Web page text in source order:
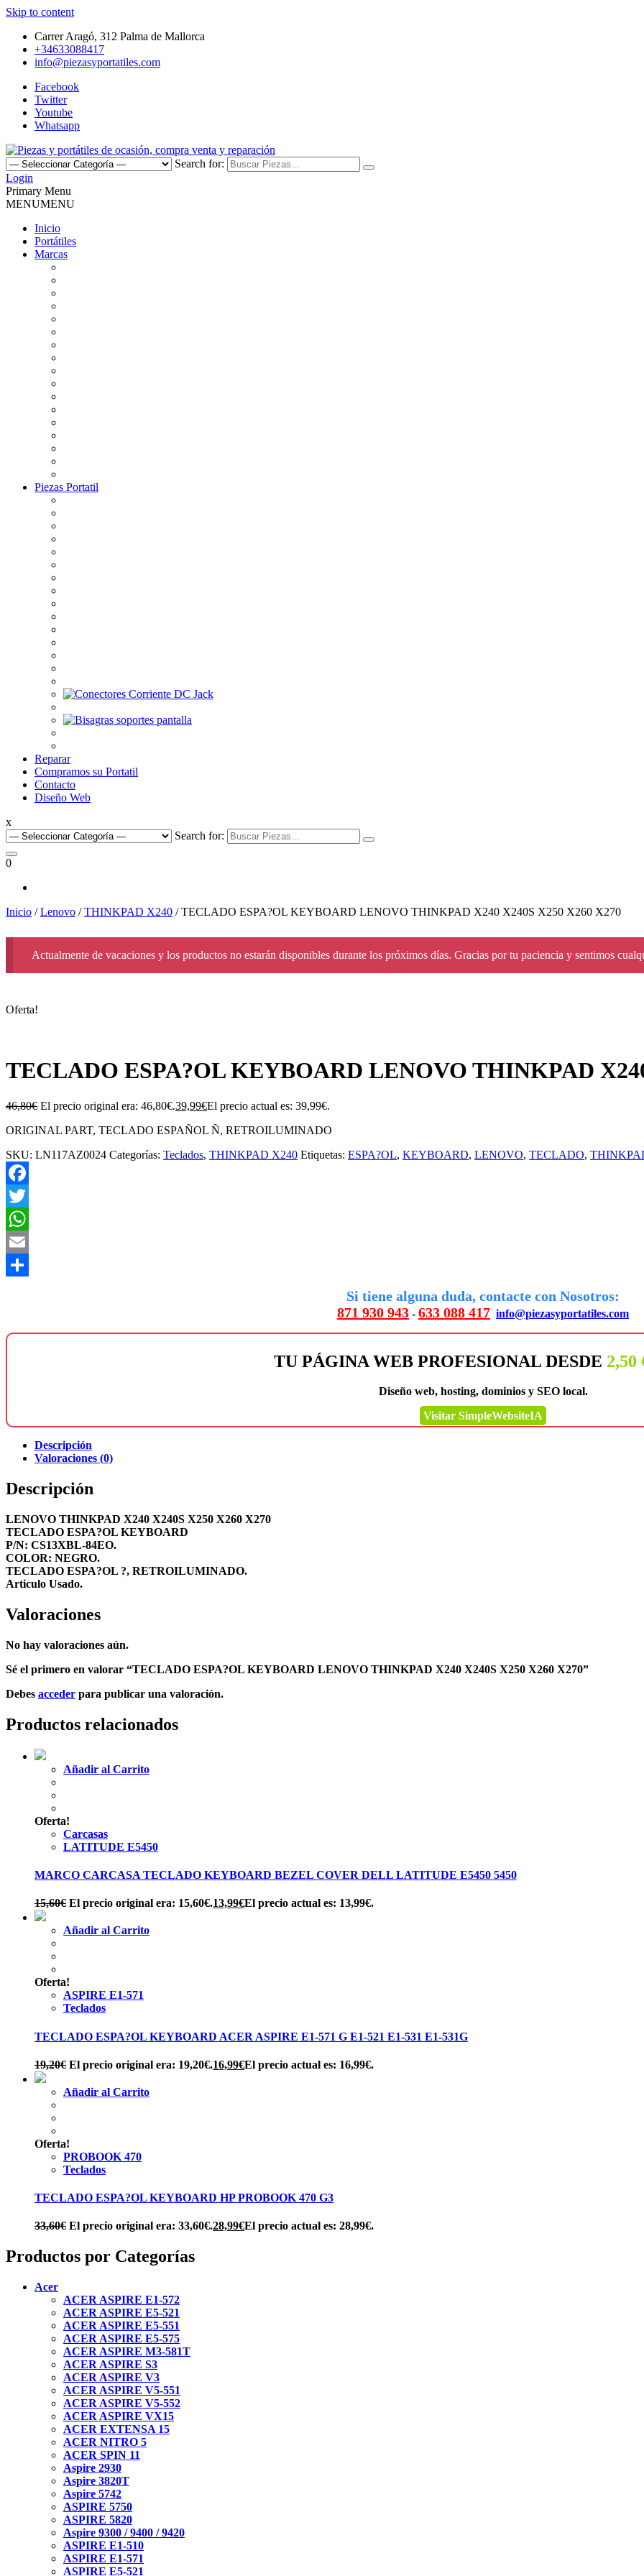
Skip to content
Carrer Aragó, 312 Palma de Mallorca
+34633088417
info@piezasyportatiles.com
Facebook
Twitter
Youtube
Whatsapp
Piezas y portátiles de ocasión, compra venta y reparación
Todo lo que necesitas para reparar tu portatil, Pantallas, Teclas, Teclados, Baterías, Carcasas, Placas, Gráficas, Procesadores, Ventiladores
Search for:
Login
Primary Menu
MENUMENU
Inicio
Portátiles
Marcas
Piezas Portatil
Reparar
Compramos su Portatil
Contacto
Diseño Web
x
Search for:
0
Inicio /Lenovo /THINKPAD X240 / TECLADO ESPA?OL KEYBOARD LENOVO THINKPAD X240 X240S X250 X260 X270
Actualmente de vacaciones y los productos no estarán disponibles durante los próximos días. Gracias por tu paciencia y sentimos
Oferta!
TECLADO ESPA?OL KEYBOARD LENOVO THINKPAD
46,80€ El precio original era: 46,80€.39,99€El precio actual es: 39,99€.
ORIGINAL PART, TECLADO ESPAÑOL Ñ, RETROILUMINADO
SKU: LN117AZ0024 Categorías: Teclados, THINKPAD X240 Etiquetas: ESPA?OL, KEYBOARD, LENOVO, TECLADO,
Facebook
Twitter
WhatsApp
Email
Si tiene alguna duda, contacte con Nosotros:
871 930 943 - 633 088 417 info@piezasyportatiles.com
TU PÁGINA WEB PROFESIONAL DESDE 2,50
Diseño web, hosting, dominios y SEO local.
Visitar SimpleWebsiteIA
Descripción
Valoraciones (0)
Descripción
LENOVO THINKPAD X240 X240S X250 X260 X270
TECLADO ESPA?OL KEYBOARD
P/N: CS13XBL-84EO.
COLOR: NEGRO.
TECLADO ESPA?OL ?, RETROILUMINADO.
Articulo Usado.
Valoraciones
No hay valoraciones aún.
Sé el primero en valorar “TECLADO ESPA?OL KEYBOARD LENOVO THINKPAD X240 X240S X250 X260 X270”
Debes acceder para publicar una valoración.
Productos relacionados
Añadir al Carrito
Oferta!
Carcasas
LATITUDE E5450
MARCO CARCASA TECLADO KEYBOARD BEZEL COVER DELL LATITUDE E5450 5450
15,60€ El precio original era: 15,60€.13,99€El precio actual es: 13,99€.
Añadir al Carrito
Oferta!
ASPIRE E1-571
Teclados
TECLADO ESPA?OL KEYBOARD ACER ASPIRE E1-571 G E1-521 E1-531 E1-531G
19,20€ El precio original era: 19,20€.16,99€El precio actual es: 16,99€.
Añadir al Carrito
Oferta!
PROBOOK 470
Teclados
TECLADO ESPA?OL KEYBOARD HP PROBOOK 470 G3
33,60€ El precio original era: 33,60€.28,99€El precio actual es: 28,99€.
Productos por Categorías
Acer
ACER ASPIRE E1-572
ACER ASPIRE E5-521
ACER ASPIRE E5-551
ACER ASPIRE E5-575
ACER ASPIRE M3-581T
ACER ASPIRE S3
ACER ASPIRE V3
ACER ASPIRE V5-551
ACER ASPIRE V5-552
ACER ASPIRE VX15
ACER EXTENSA 15
ACER NITRO 5
ACER SPIN 11
Aspire 2930
Aspire 3820T
Aspire 5742
ASPIRE 5750
ASPIRE 5820
Aspire 9300 / 9400 / 9420
ASPIRE E1-510
ASPIRE E1-571
ASPIRE E5-521